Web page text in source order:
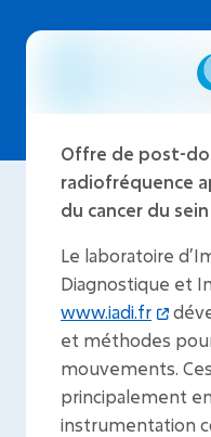
Offre de post-
radiofréquence
du cancer du sein
Le laboratoire
Diagnostique et
www.iadi.fr
et méthodes
mouvements.
principalement en
instrumentation